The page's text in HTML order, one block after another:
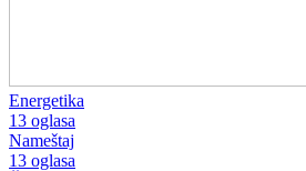
Energetika
13 oglasa
Nameštaj
13 oglasa